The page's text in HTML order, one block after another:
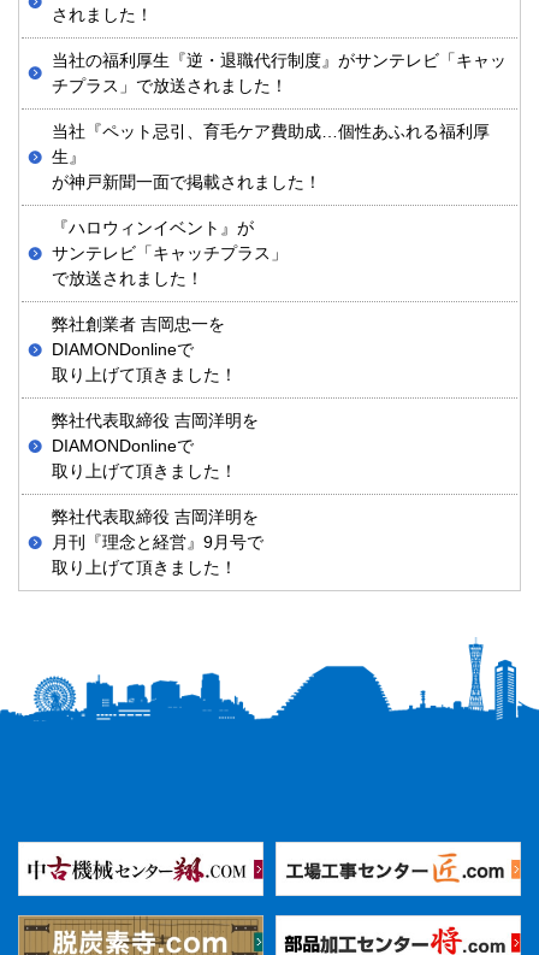
されました！
当社の福利厚生『逆・退職代行制度』がサンテレビ「キャッ
チプラス」で放送されました！
当社『ペット忌引、育毛ケア費助成…個性あふれる福利厚
生』
が神戸新聞一面で掲載されました！
『ハロウィンイベント』が
サンテレビ「キャッチプラス」
で放送されました！
弊社創業者 吉岡忠一を
DIAMONDonlineで
取り上げて頂きました！
弊社代表取締役 吉岡洋明を
DIAMONDonlineで
取り上げて頂きました！
弊社代表取締役 吉岡洋明を
月刊『理念と経営』9月号で
取り上げて頂きました！